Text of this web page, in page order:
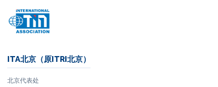
ITA北京（原ITRI北京）
北京代表处